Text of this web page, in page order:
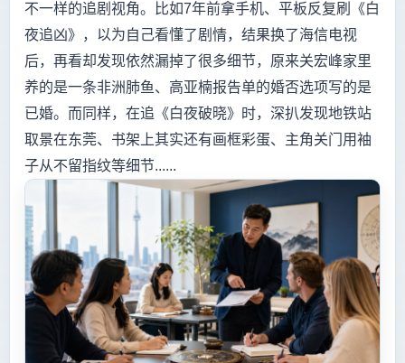
不一样的追剧视角。比如7年前拿手机、平板反复刷《白
夜追凶》，以为自己看懂了剧情，结果换了海信电视
后，再看却发现依然漏掉了很多细节，原来关宏峰家里
养的是一条非洲肺鱼、高亚楠报告单的婚否选项写的是
已婚。而同样，在追《白夜破晓》时，深扒发现地铁站
取景在东莞、书架上其实还有画框彩蛋、主角关门用袖
子从不留指纹等细节......